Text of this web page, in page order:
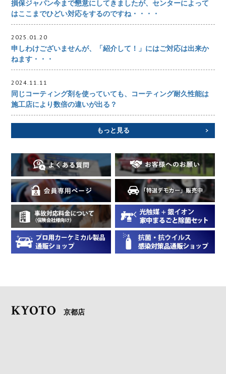
損保ジャパン今まで懇意にしてきましたが、センターによって
はここまでひどい対応をするのですね・・・・
2025.01.20
申しわけございませんが、「紹介して！」にはご対応は出来か
ねます・・・
2024.11.11
同じコーティング剤を使っていても、コーティング耐久性能は
施工店により数倍の違いが出る？
もっと見る
KYOTO 京都店